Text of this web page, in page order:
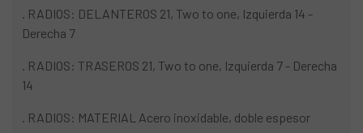
. RADIOS: DELANTEROS 21, Two to one, Izquierda 14 -
Derecha 7
. RADIOS: TRASEROS 21, Two to one, Izquierda 7 - Derecha
14
. RADIOS: MATERIAL Acero inoxidable, doble espesor